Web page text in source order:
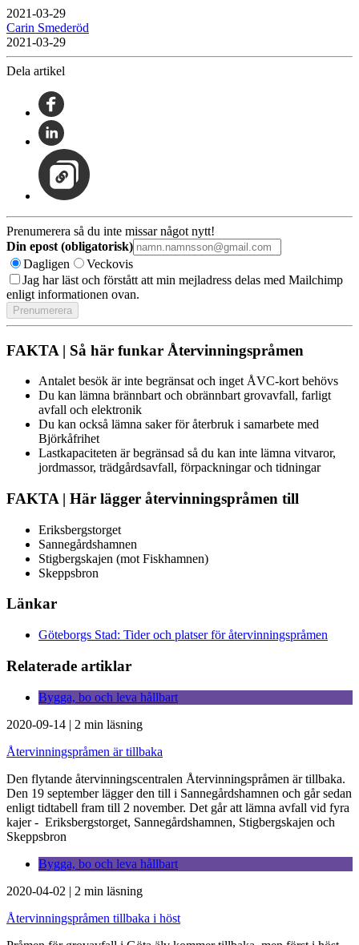
2021-03-29
Carin Smederöd
2021-03-29
Dela artikel
Prenumerera så du inte missar något nytt!
Din epost (obligatorisk)
Dagligen
Veckovis
Jag har läst och förstått att min mejladress delas med Mailchimp
enligt informationen ovan.
FAKTA | Så här funkar Återvinningspråmen
Antalet besök är inte begränsat och inget ÅVC-kort behövs
Du kan lämna brännbart och obrännbart grovavfall, farligt
avfall och elektronik
Du kan också lämna saker för återbruk i samarbete med
Björkåfrihet
Lastkapaciteten är begränsad så du kan inte lämna vitvaror,
jordmassor, trädgårdsavfall, förpackningar och tidningar
FAKTA | Här lägger återvinningspråmen till
Eriksbergstorget
Sannegårdshamnen
Stigbergskajen (mot Fiskhamnen)
Skeppsbron
Länkar
Göteborgs Stad: Tider och platser för återvinningspråmen
Relaterade artiklar
Bygga, bo och leva hållbart
2020-09-14 | 2 min läsning
Återvinningspråmen är tillbaka
Den flytande återvinningscentralen Återvinningspråmen är tillbaka.
Den 19 september lägger den till i Sannegårdshamnen och går sedan
enligt tidtabell fram till 2 november. Det går att lämna avfall vid fyra
kajer - Eriksbergstorget, Sannegårdshamnen, Stigbergskajen och
Skeppsbron
Bygga, bo och leva hållbart
2020-04-02 | 2 min läsning
Återvinningspråmen tillbaka i höst